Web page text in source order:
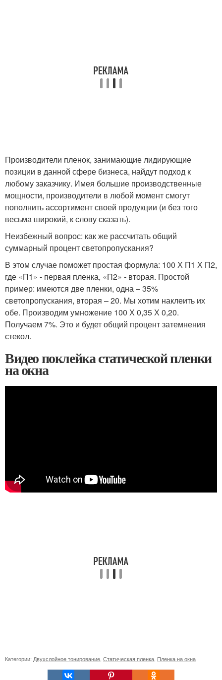
Производители пленок, занимающие лидирующие
позиции в данной сфере бизнеса, найдут подход к
любому заказчику. Имея большие производственные
мощности, производители в любой момент смогут
пополнить ассортимент своей продукции (и без того
весьма широкий, к слову сказать).
Неизбежный вопрос: как же рассчитать общий
суммарный процент светопропускания?
В этом случае поможет простая формула: 100 Х П1 Х П2,
где «П1» - первая пленка, «П2» - вторая. Простой
пример: имеются две пленки, одна – 35%
светопропускания, вторая – 20. Мы хотим наклеить их
обе. Производим умножение 100 Х 0,35 Х 0,20.
Получаем 7%. Это и будет общий процент затемнения
стекол.
Видео поклейка статической пленки
на окна
Категории: Двухслойное тонирование Статическая пленка Пленка на окна